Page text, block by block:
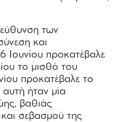
των
και
Ιουνίου προκατέβαλε
το μισθό του
προκατέβαλε το
ήταν μία
βαθιάς
σεβασμού της